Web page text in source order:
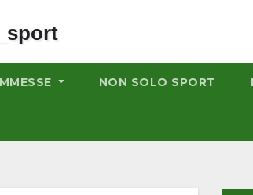
NON SOLO SPORT